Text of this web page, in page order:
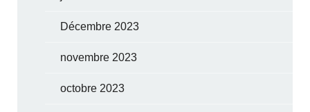
Décembre 2023
novembre 2023
octobre 2023